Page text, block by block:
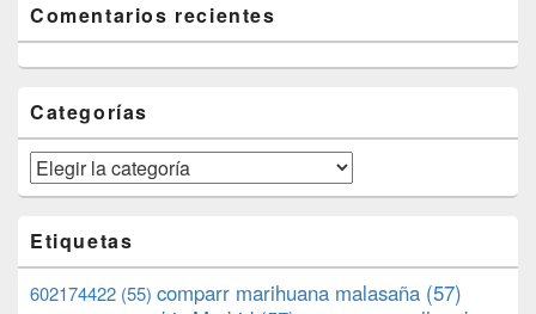
Comentarios recientes
Categorías
Categorías
Etiquetas
602174422 (55) comparr marihuana malasaña (57)